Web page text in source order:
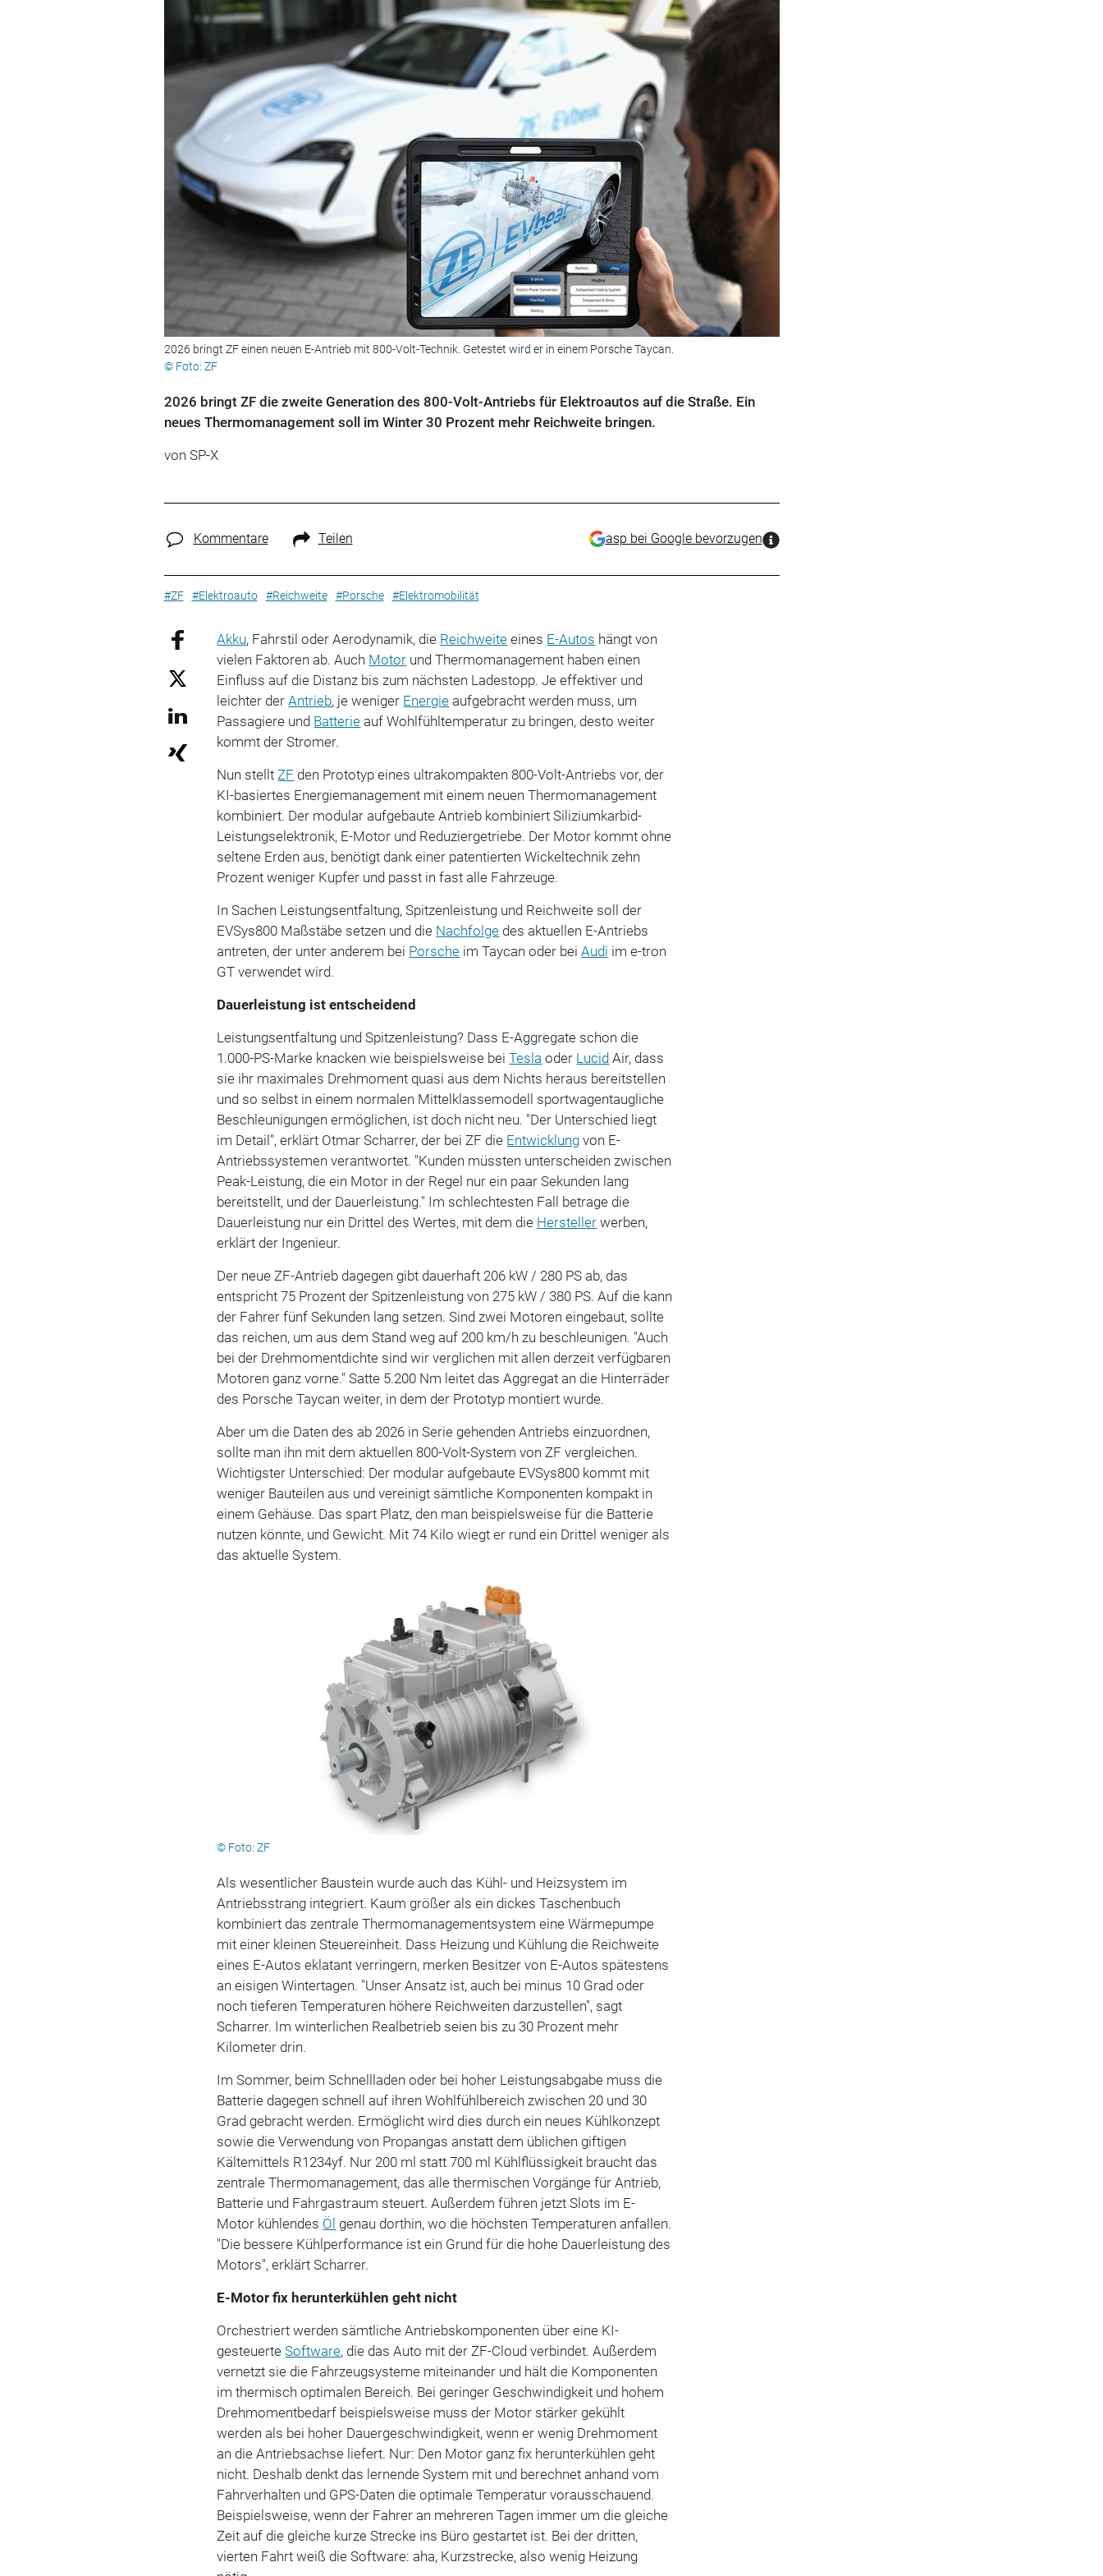
2026 bringt ZF einen neuen E-Antrieb mit 800-Volt-Technik. Getestet wird er in einem Porsche Taycan.
© Foto: ZF
2026 bringt ZF die zweite Generation des 800-Volt-Antriebs für Elektroautos auf die Straße. Ein
neues Thermomanagement soll im Winter 30 Prozent mehr Reichweite bringen.
von SP-X
Kommentare Teilen asp bei Google bevorzugen
#ZF #Elektroauto #Reichweite #Porsche #Elektromobilität
Akku, Fahrstil oder Aerodynamik, die Reichweite eines E-Autos hängt von
vielen Faktoren ab. Auch Motor und Thermomanagement haben einen
Einfluss auf die Distanz bis zum nächsten Ladestopp. Je effektiver und
leichter derAntrieb, je weniger Energie aufgebracht werden muss, um
Passagiere und Batterie auf Wohlfühltemperatur zu bringen, desto weiter
kommt der Stromer.
Nun stellt ZF den Prototyp eines ultrakompakten 800-Volt-Antriebs vor, der
KI-basiertes Energiemanagement mit einem neuen Thermomanagement
kombiniert. Der modular aufgebaute Antrieb kombiniert Siliziumkarbid-
Leistungselektronik, E-Motor und Reduziergetriebe. Der Motor kommt ohne
seltene Erden aus, benötigt dank einer patentierten Wickeltechnik zehn
Prozent weniger Kupfer und passt in fast alle Fahrzeuge.
In Sachen Leistungsentfaltung, Spitzenleistung und Reichweite soll der
EVSys800 Maßstäbe setzen und die Nachfolge des aktuellen E-Antriebs
antreten, der unter anderem bei Porsche im Taycan oder beiAudi im e-tron
GT verwendet wird.
Dauerleistung ist entscheidend
Leistungsentfaltung und Spitzenleistung? Dass E-Aggregate schon die
1.000-PS-Marke knacken wie beispielsweise beiTesla oder Lucid Air, dass
sie ihr maximales Drehmoment quasi aus dem Nichts heraus bereitstellen
und so selbst in einem normalen Mittelklassemodell sportwagentaugliche
Beschleunigungen ermöglichen, ist doch nicht neu. "Der Unterschied liegt
im Detail", erklärt Otmar Scharrer, der bei ZF die Entwicklung von E-
Antriebssystemen verantwortet. "Kunden müssten unterscheiden zwischen
Peak-Leistung, die ein Motor in der Regel nur ein paar Sekunden lang
bereitstellt, und der Dauerleistung." Im schlechtesten Fall betrage die
Dauerleistung nur ein Drittel des Wertes, mit dem die Hersteller werben,
erklärt der Ingenieur.
Der neue ZF-Antrieb dagegen gibt dauerhaft 206 kW / 280 PS ab, das
entspricht 75 Prozent der Spitzenleistung von 275 kW / 380 PS. Auf die kann
der Fahrer fünf Sekunden lang setzen. Sind zwei Motoren eingebaut, sollte
das reichen, um aus dem Stand weg auf 200 km/h zu beschleunigen. "Auch
bei der Drehmomentdichte sind wir verglichen mit allen derzeit verfügbaren
Motoren ganz vorne." Satte 5.200 Nm leitet das Aggregat an die Hinterräder
des Porsche Taycan weiter, in dem der Prototyp montiert wurde.
Aber um die Daten des ab 2026 in Serie gehenden Antriebs einzuordnen,
sollte man ihn mit dem aktuellen 800-Volt-System von ZF vergleichen.
Wichtigster Unterschied: Der modular aufgebaute EVSys800 kommt mit
weniger Bauteilen aus und vereinigt sämtliche Komponenten kompakt in
einem Gehäuse. Das spart Platz, den man beispielsweise für die Batterie
nutzen könnte, und Gewicht. Mit 74 Kilo wiegt er rund ein Drittel weniger als
das aktuelle System.
© Foto: ZF
Als wesentlicher Baustein wurde auch das Kühl- und Heizsystem im
Antriebsstrang integriert. Kaum größer als ein dickes Taschenbuch
kombiniert das zentrale Thermomanagementsystem eine Wärmepumpe
mit einer kleinen Steuereinheit. Dass Heizung und Kühlung die Reichweite
eines E-Autos eklatant verringern, merken Besitzer von E-Autos spätestens
an eisigen Wintertagen. "Unser Ansatz ist, auch bei minus 10 Grad oder
noch tieferen Temperaturen höhere Reichweiten darzustellen", sagt
Scharrer. Im winterlichen Realbetrieb seien bis zu 30 Prozent mehr
Kilometer drin.
Im Sommer, beim Schnellladen oder bei hoher Leistungsabgabe muss die
Batterie dagegen schnell auf ihren Wohlfühlbereich zwischen 20 und 30
Grad gebracht werden. Ermöglicht wird dies durch ein neues Kühlkonzept
sowie die Verwendung von Propangas anstatt dem üblichen giftigen
Kältemittels R1234yf. Nur 200 ml statt 700 ml Kühlflüssigkeit braucht das
zentrale Thermomanagement, das alle thermischen Vorgänge für Antrieb,
Batterie und Fahrgastraum steuert. Außerdem führen jetzt Slots im E-
Motor kühlendes Öl genau dorthin, wo die höchsten Temperaturen anfallen.
"Die bessere Kühlperformance ist ein Grund für die hohe Dauerleistung des
Motors", erklärt Scharrer.
E-Motor fix herunterkühlen geht nicht
Orchestriert werden sämtliche Antriebskomponenten über eine KI-
gesteuerteSoftware, die das Auto mit der ZF-Cloud verbindet. Außerdem
vernetzt sie die Fahrzeugsysteme miteinander und hält die Komponenten
im thermisch optimalen Bereich. Bei geringer Geschwindigkeit und hohem
Drehmomentbedarf beispielsweise muss der Motor stärker gekühlt
werden als bei hoher Dauergeschwindigkeit, wenn er wenig Drehmoment
an die Antriebsachse liefert. Nur: Den Motor ganz fix herunterkühlen geht
nicht. Deshalb denkt das lernende System mit und berechnet anhand vom
Fahrverhalten und GPS-Daten die optimale Temperatur vorausschauend.
Beispielsweise, wenn der Fahrer an mehreren Tagen immer um die gleiche
Zeit auf die gleiche kurze Strecke ins Büro gestartet ist. Bei der dritten,
vierten Fahrt weiß die Software: aha, Kurzstrecke, also wenig Heizung